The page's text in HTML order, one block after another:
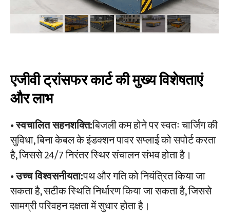
एजीवी ट्रांसफर कार्ट की मुख्य विशेषताएं
और लाभ
•स्वचालित सहनशक्ति:बिजली कम होने पर स्वतः चार्जिंग की
सुविधा, बिना केबल के इंडक्शन पावर सप्लाई को सपोर्ट करता
है, जिससे 24/7 निरंतर स्थिर संचालन संभव होता है।
•उच्च विश्वसनीयता:पथ और गति को नियंत्रित किया जा
सकता है, सटीक स्थिति निर्धारण किया जा सकता है, जिससे
सामग्री परिवहन दक्षता में सुधार होता है।